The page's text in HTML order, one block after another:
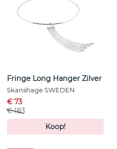
Fringe Long Hanger Zilver
Skanshage SWEDEN
€ 73
€ 183
Koop!